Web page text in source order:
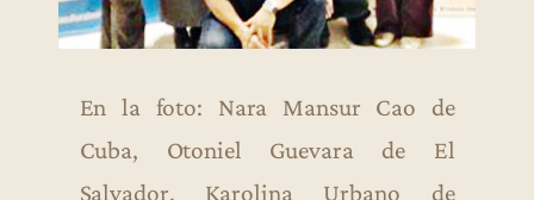
En la foto: Nara Mansur Cao de
Cuba, Otoniel Guevara de El
Salvador, Karolina Urbano de